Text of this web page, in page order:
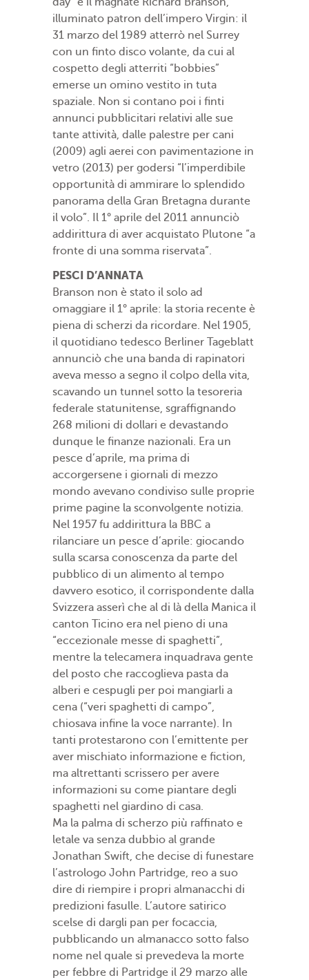
illuminato patron dell’impero Virgin: il
31 marzo del 1989 atterrò nel Surrey
con un finto disco volante, da cui al
cospetto degli atterriti “bobbies”
emerse un omino vestito in tuta
spaziale. Non si contano poi i finti
annunci pubblicitari relativi alle sue
tante attività, dalle palestre per cani
(2009) agli aerei con pavimentazione in
vetro (2013) per godersi “l’imperdibile
opportunità di ammirare lo splendido
panorama della Gran Bretagna durante
il volo”. Il 1° aprile del 2011 annunciò
addirittura di aver acquistato Plutone “a
fronte di una somma riservata”.
PESCI D’ANNATA
Branson non è stato il solo ad
omaggiare il 1° aprile: la storia recente è
piena di scherzi da ricordare. Nel 1905,
il quotidiano tedesco Berliner Tageblatt
annunciò che una banda di rapinatori
aveva messo a segno il colpo della vita,
scavando un tunnel sotto la tesoreria
federale statunitense, sgraffignando
268 milioni di dollari e devastando
dunque le finanze nazionali. Era un
pesce d’aprile, ma prima di
accorgersene i giornali di mezzo
mondo avevano condiviso sulle proprie
prime pagine la sconvolgente notizia.
Nel 1957 fu addirittura la BBC a
rilanciare un pesce d’aprile: giocando
sulla scarsa conoscenza da parte del
pubblico di un alimento al tempo
davvero esotico, il corrispondente dalla
Svizzera asserì che al di là della Manica il
canton Ticino era nel pieno di una
“eccezionale messe di spaghetti”,
mentre la telecamera inquadrava gente
del posto che raccoglieva pasta da
alberi e cespugli per poi mangiarli a
cena (“veri spaghetti di campo”,
chiosava infine la voce narrante). In
tanti protestarono con l’emittente per
aver mischiato informazione e fiction,
ma altrettanti scrissero per avere
informazioni su come piantare degli
spaghetti nel giardino di casa.
Ma la palma di scherzo più raffinato e
letale va senza dubbio al grande
Jonathan Swift, che decise di funestare
l’astrologo John Partridge, reo a suo
dire di riempire i propri almanacchi di
predizioni fasulle. L’autore satirico
scelse di dargli pan per focaccia,
pubblicando un almanacco sotto falso
nome nel quale si prevedeva la morte
per febbre di Partridge il 29 marzo alle